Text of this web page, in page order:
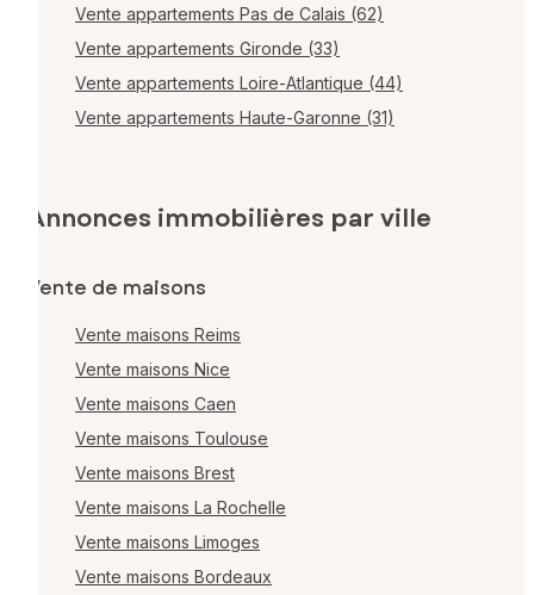
Vente appartements Pas de Calais (62)
Vente appartements Gironde (33)
Vente appartements Loire-Atlantique (44)
Vente appartements Haute-Garonne (31)
Annonces immobilières par ville
Vente de maisons
Vente maisons Reims
Vente maisons Nice
Vente maisons Caen
Vente maisons Toulouse
Vente maisons Brest
Vente maisons La Rochelle
Vente maisons Limoges
Vente maisons Bordeaux